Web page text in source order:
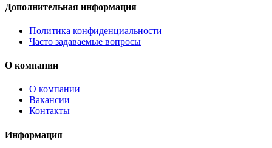
Дополнительная информация
Политика конфиденциальности
Часто задаваемые вопросы
О компании
О компании
Вакансии
Контакты
Информация